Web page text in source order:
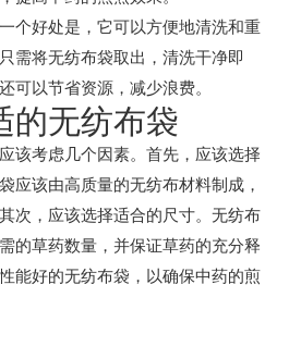
个好处是，它可以方便地清洗和重
需将无纺布袋取出，清洗干净即
可以节省资源，减少浪费。
的无纺布袋
该考虑几个因素。首先，应该选择
应该由高质量的无纺布材料制成，
次，应该选择适合的尺寸。无纺布
的草药数量，并保证草药的充分释
能好的无纺布袋，以确保中药的煎